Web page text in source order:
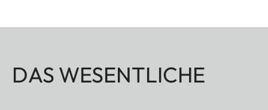
DAS WESENTLICHE